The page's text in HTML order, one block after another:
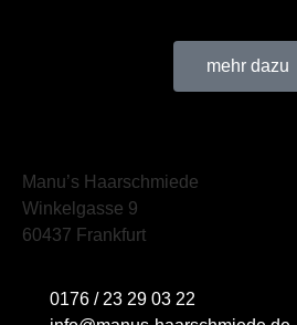
mehr dazu
Manu’s Haarschmiede
Winkelgasse 9
60437 Frankfurt
0176 / 23 29 03 22